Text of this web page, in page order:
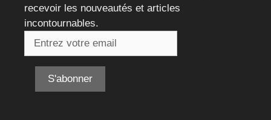
recevoir les nouveautés et articles
incontournables.